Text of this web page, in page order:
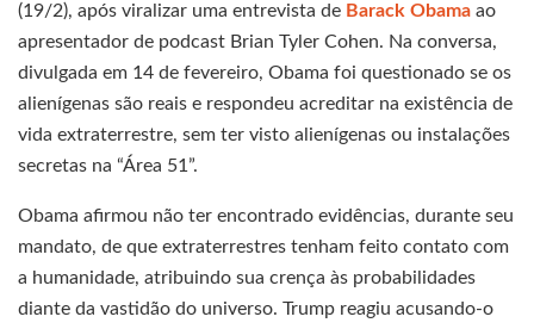
(19/2), após viralizar uma entrevista de Barack Obama ao
apresentador de podcast Brian Tyler Cohen. Na conversa,
divulgada em 14 de fevereiro, Obama foi questionado se os
alienígenas são reais e respondeu acreditar na existência de
vida extraterrestre, sem ter visto alienígenas ou instalações
secretas na “Área 51”.
Obama afirmou não ter encontrado evidências, durante seu
mandato, de que extraterrestres tenham feito contato com
a humanidade, atribuindo sua crença às probabilidades
diante da vastidão do universo. Trump reagiu acusando-o